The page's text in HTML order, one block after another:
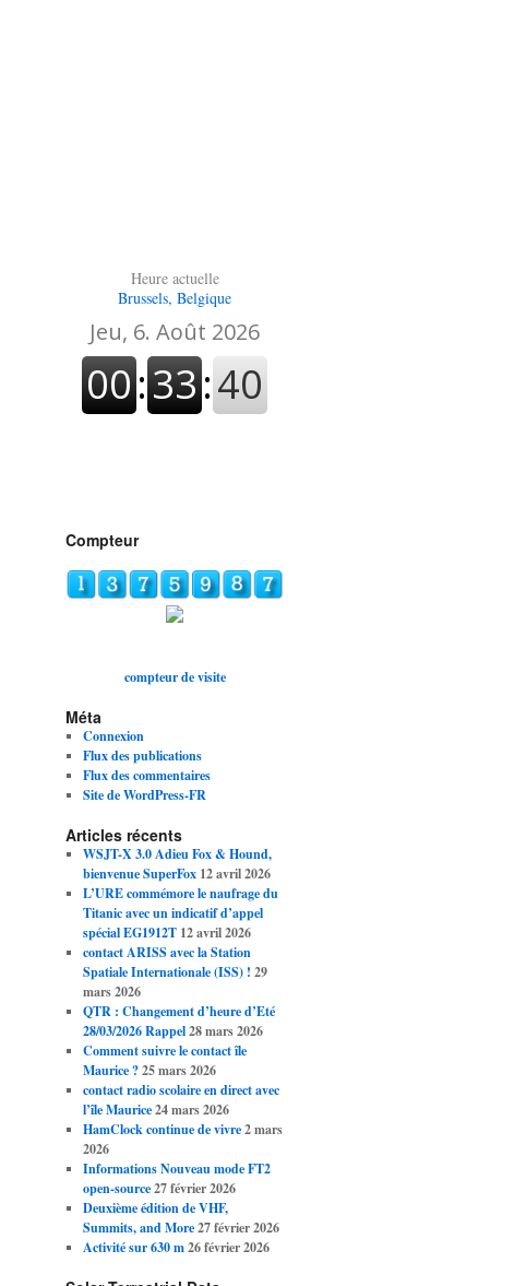
Heure actuelle
Brussels, Belgique
Compteur
compteur de visite
Méta
Connexion
Flux des publications
Flux des commentaires
Site de WordPress-FR
Articles récents
WSJT-X 3.0 Adieu Fox & Hound,
bienvenue SuperFox 12 avril 2026
L’URE commémore le naufrage du
Titanic avec un indicatif d’appel
spécial EG1912T 12 avril 2026
contact ARISS avec la Station
Spatiale Internationale (ISS) ! 29
mars 2026
QTR : Changement d’heure d’Eté
28/03/2026 Rappel 28 mars 2026
Comment suivre le contact île
Maurice ? 25 mars 2026
contact radio scolaire en direct avec
l’île Maurice 24 mars 2026
HamClock continue de vivre 2 mars
2026
Informations Nouveau mode FT2
open-source 27 février 2026
Deuxième édition de VHF,
Summits, and More 27 février 2026
Activité sur 630 m 26 février 2026